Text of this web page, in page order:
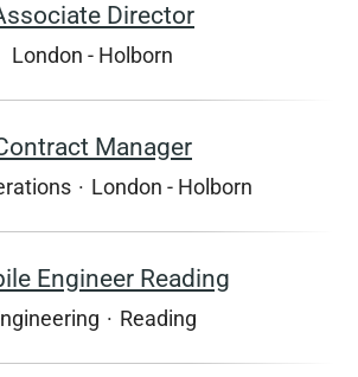
Director
London - Holborn
Manager
· London - Holborn
Engineer Reading
· Reading